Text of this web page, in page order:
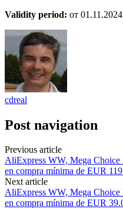
Validity period: от
cdreal
Post navigation
Previous article
AliExpress WW, Mega
en compra mínima de EUR
Next article
AliExpress WW, Mega
en compra mínima de EUR